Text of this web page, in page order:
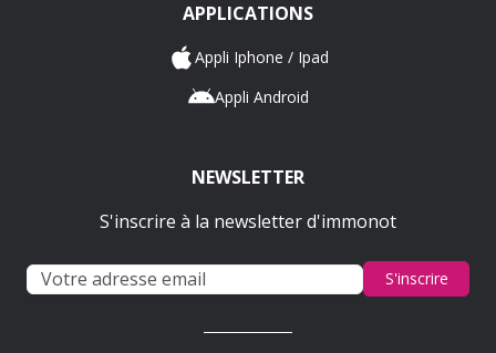
APPLICATIONS
Appli Iphone / Ipad
Appli Android
NEWSLETTER
S'inscrire à la newsletter d'immonot
S'inscrire